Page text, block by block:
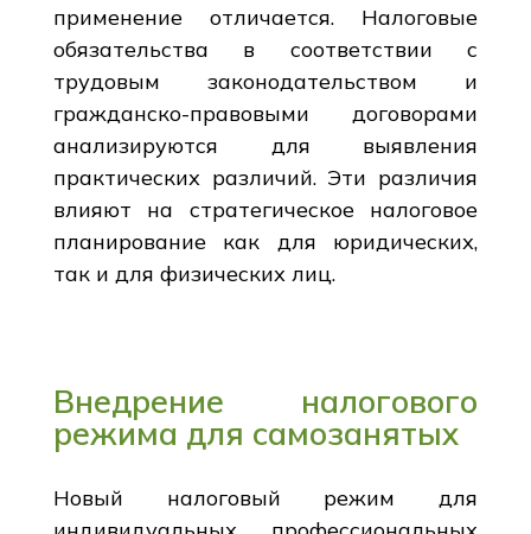
применение отличается. Налоговые
обязательства в соответствии с
трудовым законодательством и
гражданско-правовыми договорами
анализируются для выявления
практических различий. Эти различия
влияют на стратегическое налоговое
планирование как для юридических,
так и для физических лиц.
Внедрение налогового
режима для самозанятых
Новый налоговый режим для